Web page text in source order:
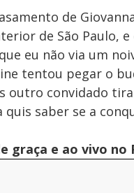
de
de São Paulo,
eu não via um
tentou pegar o
outro convidado
quis saber se a
graça e ao vivo no